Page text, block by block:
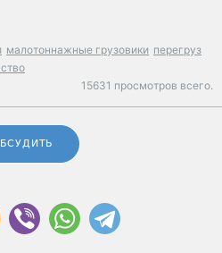
малотоннажные грузовики перегруз
15631 просмотров всего.